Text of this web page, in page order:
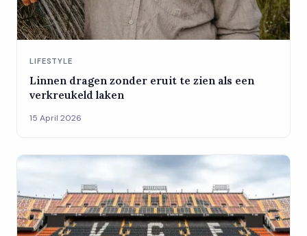
LIFESTYLE
Linnen dragen zonder eruit te zien als een
verkreukeld laken
15 April 2026